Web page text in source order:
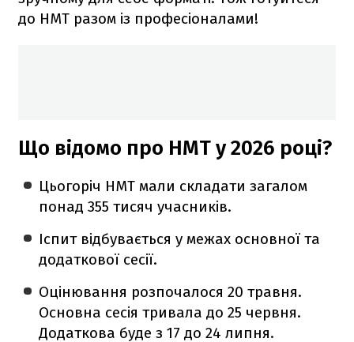
до НМТ разом із професіоналами!
Що відомо про НМТ у 2026 році?
Цьогоріч НМТ мали складати загалом
понад 355 тисяч учасників.
Іспит відбувається у межах основної та
додаткової сесії.
Оцінювання розпочалося 20 травня.
Основна сесія тривала до 25 червня.
Додаткова буде з 17 до 24 липня.